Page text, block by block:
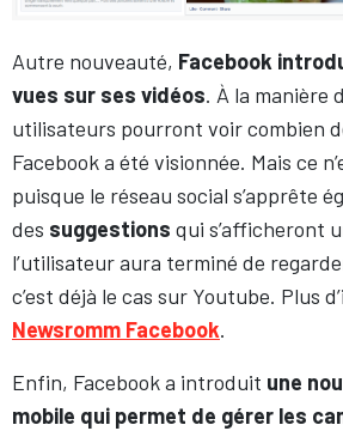
Autre nouveauté, Facebook
vues sur ses vidéos. À la manière
utilisateurs pourront voir combien
Facebook a été visionnée. Mais ce
puisque le réseau social s’apprête
des suggestions qui s’afficheront
l’utilisateur aura terminé de
c’est déjà le cas sur Youtube. Plus
Newsromm Facebook.
Enfin, Facebook a introduit une
mobile qui permet de gérer les